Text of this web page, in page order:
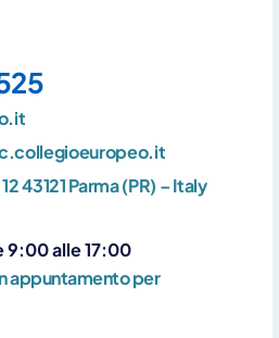
43121 Parma (PR) – Italy
9:00 alle 17:00
appuntamento per
preso visione e di accettare la